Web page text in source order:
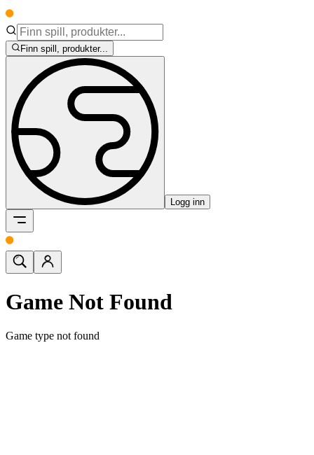
Finn spill, produkter...
Logg inn
Game Not Found
Game type not found